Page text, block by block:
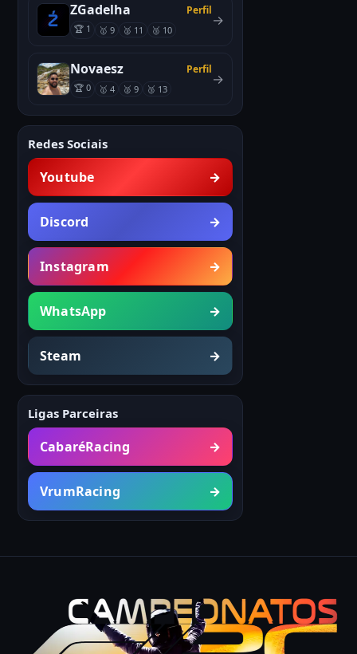
ZGadelha Perfil
🏆 1 🥇 9 🥈 11 🥉 10
→
Novaesz Perfil
🏆 0 🥇 4 🥈 9 🥉 13
→
Redes Sociais
Youtube →
Discord →
Instagram →
WhatsApp →
Steam →
Ligas Parceiras
CabaréRacing →
VrumRacing →